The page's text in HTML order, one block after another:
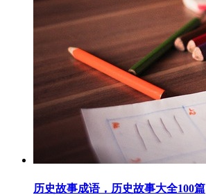
历史故事成语，历史故事大全100篇